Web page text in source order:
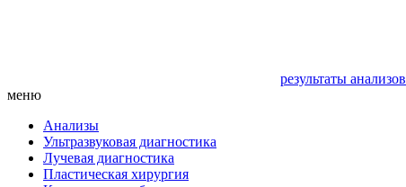
результаты анализов
меню
Анализы
Ультразвуковая диагностика
Лучевая диагностика
Пластическая хирургия